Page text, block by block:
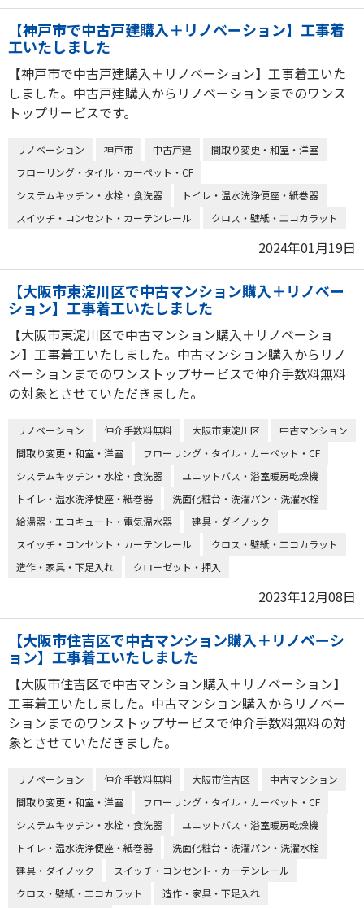
【神戸市で中古戸建購入＋リノベーション】工事着
工いたしました
【神戸市で中古戸建購入＋リノベーション】工事着工いた
しました。中古戸建購入からリノベーションまでのワンス
トップサービスです。
リノベーション 神戸市 中古戸建
間取り変更・和室・洋室
フローリング・タイル・カーペット・CF
システムキッチン・水栓・食洗器
トイレ・温水洗浄便座・紙巻器
スイッチ・コンセント・カーテンレール
クロス・壁紙・エコカラット
2024年01月19日
【大阪市東淀川区で中古マンション購入＋リノベー
ション】工事着工いたしました
【大阪市東淀川区で中古マンション購入＋リノベーショ
ン】工事着工いたしました。中古マンション購入からリノ
ベーションまでのワンストップサービスで仲介手数料無料
の対象とさせていただきました。
リノベーション 仲介手数料無料 大阪市東淀川区
中古マンション
間取り変更・和室・洋室
フローリング・タイル・カーペット・CF
システムキッチン・水栓・食洗器
ユニットバス・浴室暖房乾燥機
トイレ・温水洗浄便座・紙巻器
洗面化粧台・洗濯パン・洗濯水栓
給湯器・エコキュート・電気温水器
建具・ダイノック
スイッチ・コンセント・カーテンレール
クロス・壁紙・エコカラット
造作・家具・下足入れ
クローゼット・押入
2023年12月08日
【大阪市住吉区で中古マンション購入＋リノベーシ
ョン】工事着工いたしました
【大阪市住吉区で中古マンション購入＋リノベーション】
工事着工いたしました。中古マンション購入からリノベー
ションまでのワンストップサービスで仲介手数料無料の対
象とさせていただきました。
リノベーション 仲介手数料無料 大阪市住吉区
中古マンション
間取り変更・和室・洋室
フローリング・タイル・カーペット・CF
システムキッチン・水栓・食洗器
ユニットバス・浴室暖房乾燥機
トイレ・温水洗浄便座・紙巻器
洗面化粧台・洗濯パン・洗濯水栓
建具・ダイノック
スイッチ・コンセント・カーテンレール
クロス・壁紙・エコカラット
造作・家具・下足入れ